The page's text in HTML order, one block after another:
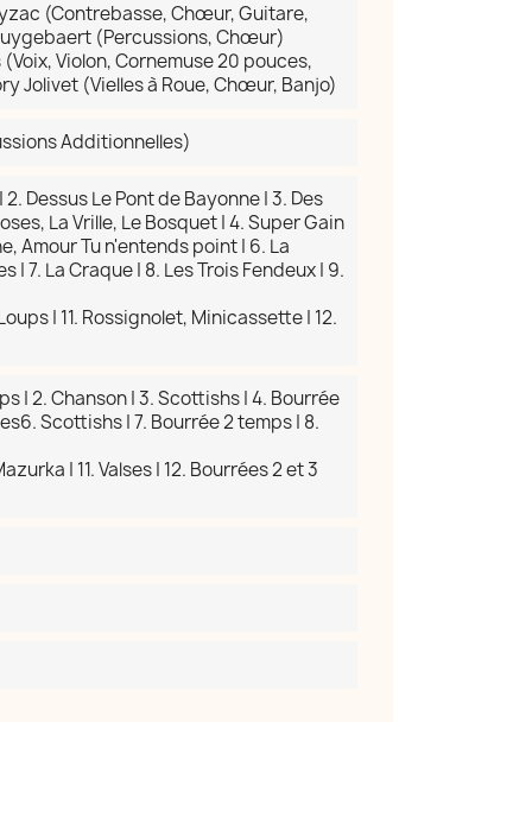
(Contrebasse, Chœur, Guitare,
(Percussions, Chœur)
Violon, Cornemuse 20 pouces,
Jolivet (Vielles à Roue, Chœur, Banjo)
Additionnelles)
2. Dessus Le Pont de Bayonne | 3. Des
La Vrille, Le Bosquet | 4. Super Gain
Amour Tu n'entends point | 6. La
| 7. La Craque | 8. Les Trois Fendeux | 9.
| 11. Rossignolet, Minicassette | 12.
| 2. Chanson | 3. Scottishs | 4. Bourrée
Scottishs | 7. Bourrée 2 temps | 8.
| 11. Valses | 12. Bourrées 2 et 3
×